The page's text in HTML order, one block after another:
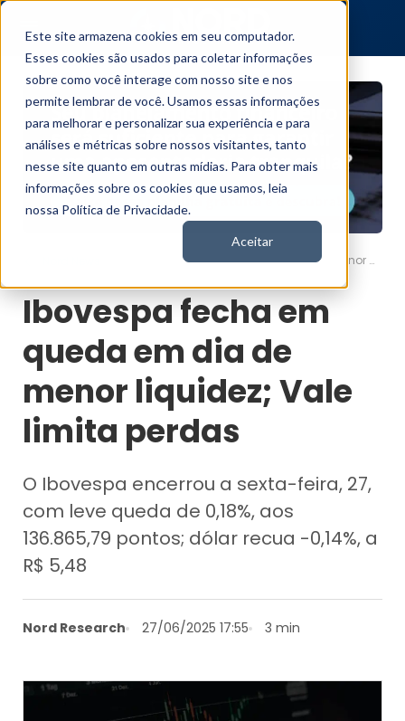
Este site armazena cookies em seu computador.
Esses cookies são usados para coletar informações
sobre como você interage com nosso site e nos
permite lembrar de você. Usamos essas informações
para melhorar e personalizar sua experiência e para
análises e métricas sobre nossos visitantes, tanto
nesse site quanto em outras mídias. Para obter mais
informações sobre os cookies que usamos, leia
nossa Política de Privacidade.
Aceitar
Ibovespa fecha em queda em dia de menor liquidez; Vale limita perdas
Ibovespa fecha em
queda em dia de
menor liquidez; Vale
limita perdas
O Ibovespa encerrou a sexta-feira, 27,
com leve queda de 0,18%, aos
136.865,79 pontos; dólar recua -0,14%, a
R$ 5,48
Nord Research 27/06/2025 17:55 3 min